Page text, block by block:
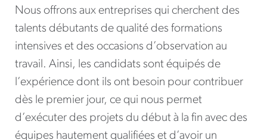
Nous offrons aux entreprises qui cherchent des
talents débutants de qualité des formations
intensives et des occasions d’observation au
travail. Ainsi, les candidats sont équipés de
l’expérience dont ils ont besoin pour contribuer
dès le premier jour, ce qui nous permet
d’exécuter des projets du début à la fin avec des
équipes hautement qualifiées et d’avoir un